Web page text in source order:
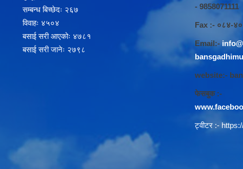
सम्बन्ध बिच्छेदः २६७
विवाहः ४५०४
बसाई सरी आएकोः ४७८१
बसाई सरी जानेः २७९८
- 9858071111
Fax :- ०८४-
Email:-
website:-
फेसबुक :-
ट्वीटर :-